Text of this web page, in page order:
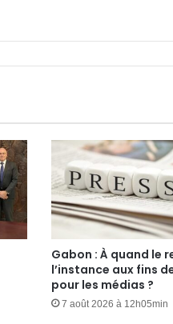
Gabon : À quand le
l’instance aux fins
pour les médias ?
7 août 2026 à 12h05min